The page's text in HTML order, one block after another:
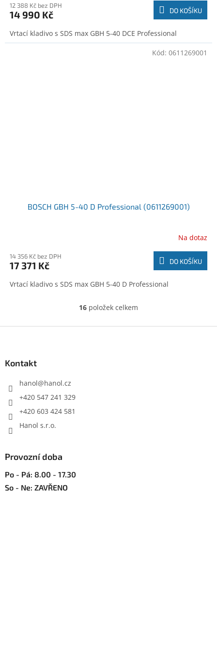
12 388 Kč bez DPH
14 990 Kč DO KOŠÍKU
Vrtací kladivo s SDS max GBH 5-40 DCE Professional
BOSCH GBH 5-40 D Professional (0611269001)
Na dotaz
14 356 Kč bez DPH
17 371 Kč DO KOŠÍKU
Vrtací kladivo s SDS max GBH 5-40 D Professional
Kód: 0611269001
O
l
16 položek celkem
Kontakt
hanol@hanol.cz
+420 547 241 329
+420 603 424 581
Hanol s.r.o.
Provozní doba
Po - Pá: 8.00 - 17.30
So - Ne: ZAVŘENO